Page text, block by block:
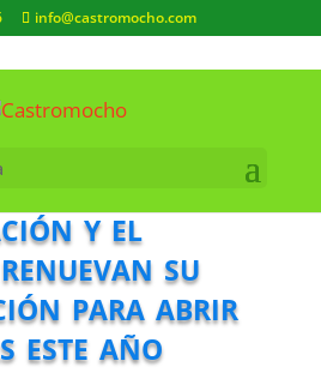
info@castromocho.com
y el
su
para abrir
este año